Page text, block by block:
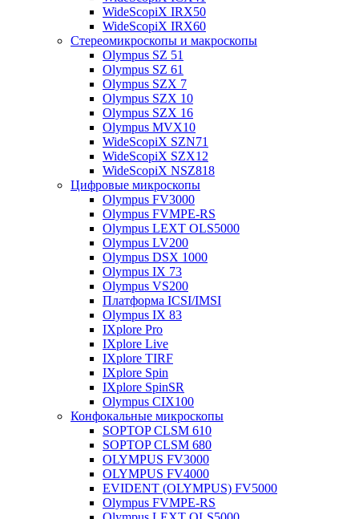
WideScopiX IRX50
WideScopiX IRX60
Стереомикроскопы и макроскопы
Olympus SZ 51
Olympus SZ 61
Olympus SZX 7
Olympus SZX 10
Olympus SZX 16
Olympus MVX10
WideScopiX SZN71
WideScopiX SZX12
WideScopiX NSZ818
Цифровые микроскопы
Olympus FV3000
Olympus FVMPE-RS
Olympus LEXT OLS5000
Olympus LV200
Olympus DSX 1000
Olympus IX 73
Olympus VS200
Платформа ICSI/IMSI
Olympus IX 83
IXplore Pro
IXplore Live
IXplore TIRF
IXplore Spin
IXplore SpinSR
Olympus CIX100
Конфокальные микроскопы
SOPTOP CLSM 610
SOPTOP CLSM 680
OLYMPUS FV3000
OLYMPUS FV4000
EVIDENT (OLYMPUS) FV5000
Olympus FVMPE-RS